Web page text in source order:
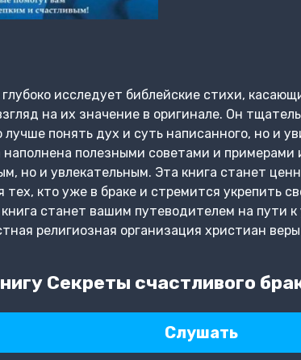
исследует библейские стихи,
на их значение в оригинале. Он
лучше понять дух и суть написанного, но и
полезными советами и
но и увлекательным. Эта книга станет
тех, кто уже в браке и стремится укрепить
станет вашим путеводителем на пути
религиозная организация христиан веры
Секреты счастливого
Слушать